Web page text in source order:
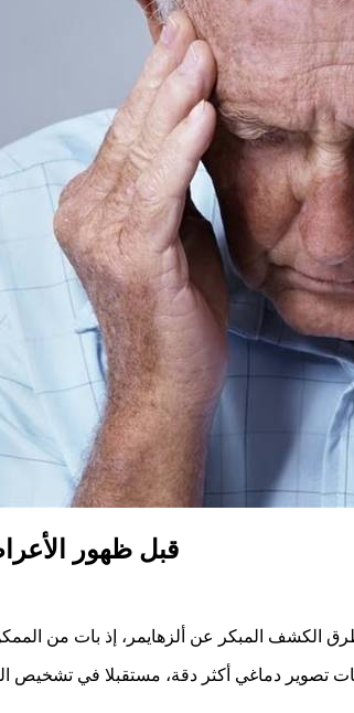
قبل ظهور
تصوير دماغي أكثر دقة، مستقبلا في